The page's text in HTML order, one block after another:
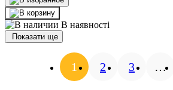
В наявності
Показати ще
1 2 3 …